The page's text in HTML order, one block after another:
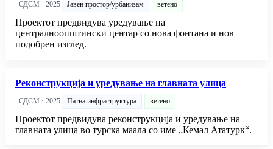
СДСМ · 2025 Јавен простор/урбанизам ветено
Проектот предвидува уредување на
централноопштински центар со нова фонтана и нов
подобрен изглед.
Реконструкција и уредување на главната улица
СДСМ · 2025 Патна инфраструктура ветено
Проектот предвидува реконструкција и уредување на
главната улица во турска маала со име „Кемал Ататурк“.